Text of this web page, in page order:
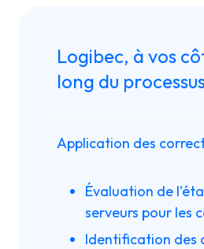
Logibec, à vos
long du
Application des
Évaluation de
serveurs pour les
Identification des